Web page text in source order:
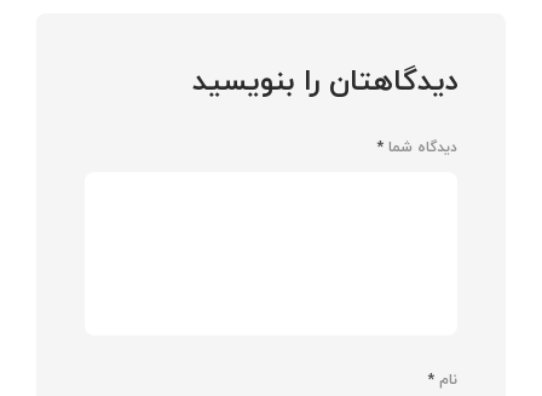
دیدگاهتان را بنویسید
دیدگاه شما *
نام *